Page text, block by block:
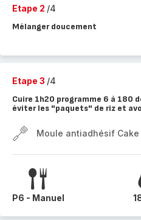
Etape 2 /4
Mélanger doucement
Etape 3 /4
Cuire 1h20 programme 6 à 180
éviter les "paquets" de riz et
Moule antiadhésif Cake
P6 - Manuel